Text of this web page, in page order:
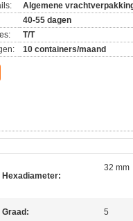
Algemene
40-55 dagen
T/T
10 containers/maand
Hexadiameter:
32 mm
Graad: 5